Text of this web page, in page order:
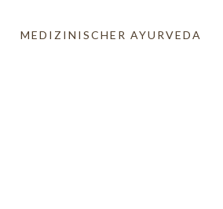
MEDIZINISCHER AYURVEDA